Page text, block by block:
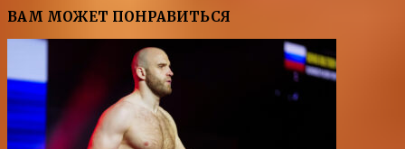
ВАМ МОЖЕТ ПОНРАВИТЬСЯ